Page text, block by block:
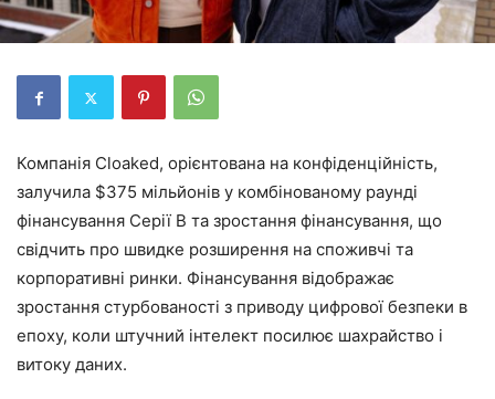
Компанія Cloaked, орієнтована на конфіденційність,
залучила $375 мільйонів у комбінованому раунді
фінансування Серії B та зростання фінансування, що
свідчить про швидке розширення на споживчі та
корпоративні ринки. Фінансування відображає
зростання стурбованості з приводу цифрової безпеки в
епоху, коли штучний інтелект посилює шахрайство і
витоку даних.